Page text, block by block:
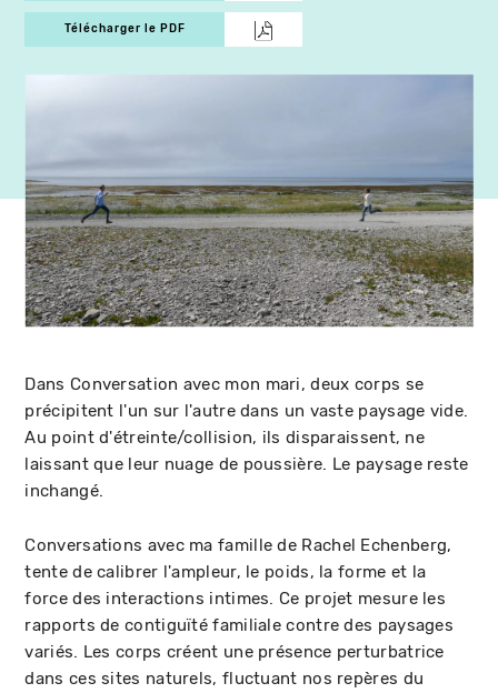
Télécharger le PDF
Dans Conversation avec mon mari, deux corps se
précipitent l'un sur l'autre dans un vaste paysage vide.
Au point d'étreinte/collision, ils disparaissent, ne
laissant que leur nuage de poussière. Le paysage reste
inchangé.
Conversations avec ma famille de Rachel Echenberg,
tente de calibrer l'ampleur, le poids, la forme et la
force des interactions intimes. Ce projet mesure les
rapports de contiguïté familiale contre des paysages
variés. Les corps créent une présence perturbatrice
dans ces sites naturels, fluctuant nos repères du